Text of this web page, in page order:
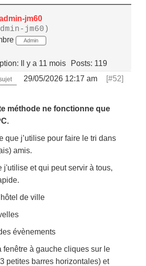
jm60
jm60)
Admin
Il y a 11 mois Posts: 119
29/05/2026 12:17 am [#52]
méthode ne fonctionne que
que j’utilise pour faire le tri dans
amis.
j'utilise et qui peut servir à tous,
de ville
évènements
fenêtre à gauche cliques sur le
petites barres horizontales) et